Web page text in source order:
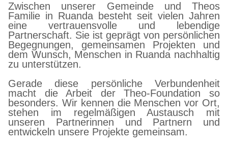
Zwischen unserer Gemeinde und Theos
Familie in Ruanda besteht seit vielen Jahren
eine vertrauensvolle und lebendige
Partnerschaft. Sie ist geprägt von persönlichen
Begegnungen, gemeinsamen Projekten und
dem Wunsch, Menschen in Ruanda nachhaltig
zu unterstützen.
Gerade diese persönliche Verbundenheit
macht die Arbeit der Theo-Foundation so
besonders. Wir kennen die Menschen vor Ort,
stehen im regelmäßigen Austausch mit
unseren Partnerinnen und Partnern und
entwickeln unsere Projekte gemeinsam.